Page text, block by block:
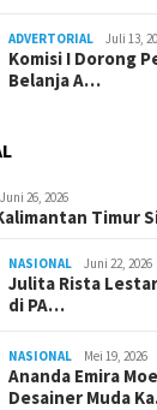
ADVERTORIAL Juli 13,
Komisi I Dorong
Belanja A…
Juni 26, 2026
Kalimantan Timur
NASIONAL Juni 22, 2026
Julita Rista
di PA…
NASIONAL Mei 19, 2026
Ananda Emira
Desainer Muda